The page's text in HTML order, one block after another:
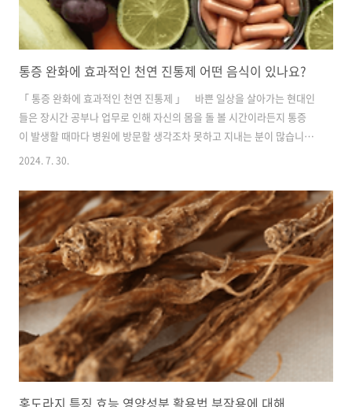
통증 완화에 효과적인 천연 진통제 어떤 음식이 있나요?
「 통증 완화에 효과적인 천연 진통제 」 바쁜 일상을 살아가는 현대인
들은 장시간 공부나 업무로 인해 자신의 몸을 돌 볼 시간이라든지 통증
이 발생할 때마다 병원에 방문할 생각조차 못하고 지내는 분이 많습니다.
그렇다고 매번 약을 먹기에는 내성에 대한 부분도 걱정하지 않을 수 없
은 약으로도 고칠 수 없다, 음식이 곧 약이 되게 하라'는 명언이 있듯이 우
리 몸의 통증과 염증을 억제해 주며 천연 진통제 역할을 하는 음식에 대
해 알아보겠습니다. ▪ 블루베리 블루베리는 체내에서 열충격 단백
질 수치를 높이는 데 효과적이며 통증 완화에 도움이 되는 식품으로 알려
져 있습니다. 열충격 단백질은 열 스트레스로부터 세포를 보호하는 작..
2024. 7. 30.